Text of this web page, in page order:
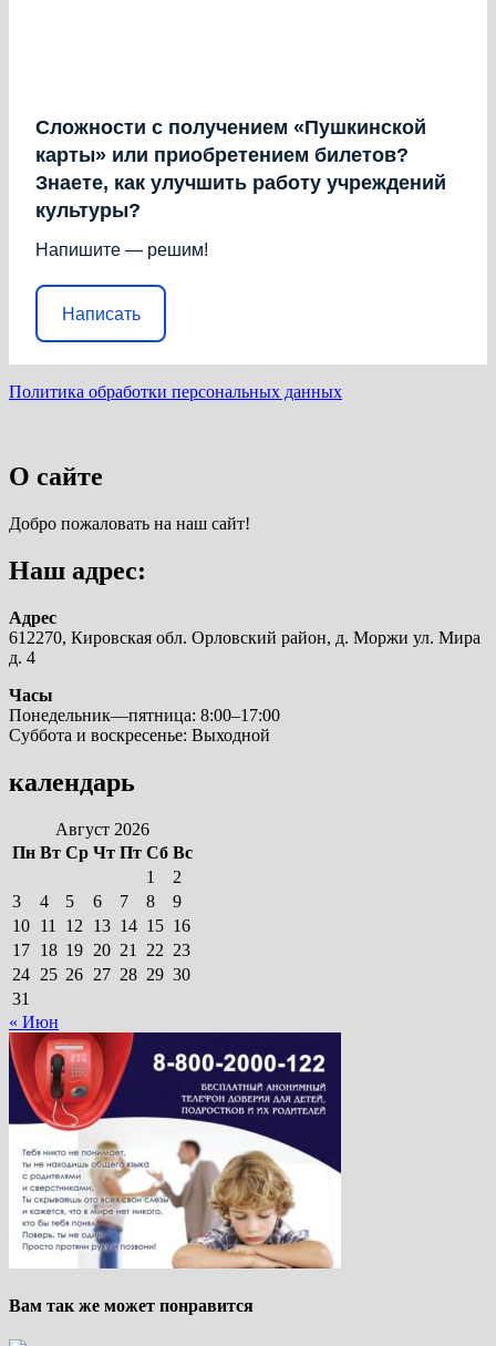
Сложности с получением «Пушкинской
карты» или приобретением билетов?
Знаете, как улучшить работу учреждений
культуры?
Напишите — решим!
Написать
Политика обработки персональных данных
О сайте
Добро пожаловать на наш сайт!
Наш адрес:
Адрес
612270, Кировская обл. Орловский район, д. Моржи ул. Мира
д. 4
Часы
Понедельник—пятница: 8:00–17:00
Суббота и воскресенье: Выходной
календарь
Август 2026
Пн Вт Ср Чт Пт Сб Вс
1
2
3
4 5 6 7 8
9
10 11 12 13 14 15 16
17 18 19 20 21 22 23
24 25 26 27 28 29 30
31
« Июн
Вам так же может понравится